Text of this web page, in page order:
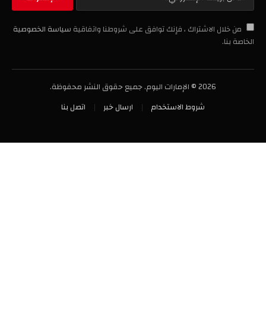
من خلال الاشتراك ، فإنك توافق على شروطنا واتفاقية سياسة الخصوصية
الخاصة بنا.
2026 © الإمارات اليوم. جميع حقوق النشر محفوظة.
شروط الاستخدام
ارسال خبر اتصل بنا